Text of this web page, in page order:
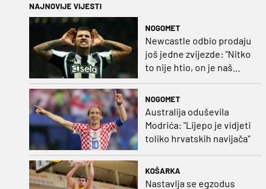
NAJNOVIJE VIJESTI
NOGOMET
Newcastle odbio prodaju
još jedne zvijezde: "Nitko
to nije htio, on je naš
NOGOMET
Australija oduševila
Modrića: "Lijepo je vidjeti
toliko hrvatskih navijača"
KOŠARKA
Nastavlja se egzodus